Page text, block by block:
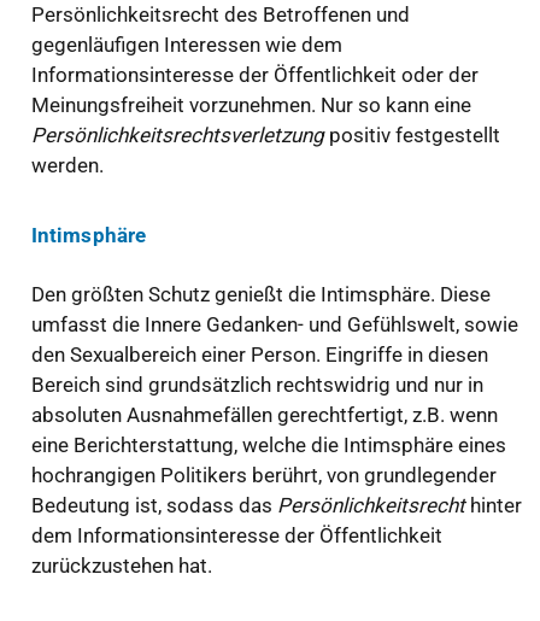
Persönlichkeitsrecht des Betroffenen und
gegenläufigen Interessen wie dem
Informationsinteresse der Öffentlichkeit oder der
Meinungsfreiheit vorzunehmen. Nur so kann eine
Persönlichkeitsrechtsverletzungpositiv festgestellt
werden.
Intimsphäre
Den größten Schutz genießt die Intimsphäre. Diese
umfasst die Innere Gedanken- und Gefühlswelt, sowie
den Sexualbereich einer Person. Eingriffe in diesen
Bereich sind grundsätzlich rechtswidrig und nur in
absoluten Ausnahmefällen gerechtfertigt, z.B. wenn
eine Berichterstattung, welche die Intimsphäre eines
hochrangigen Politikers berührt, von grundlegender
Bedeutung ist, sodass das Persönlichkeitsrechthinter
dem Informationsinteresse der Öffentlichkeit
zurückzustehen hat.